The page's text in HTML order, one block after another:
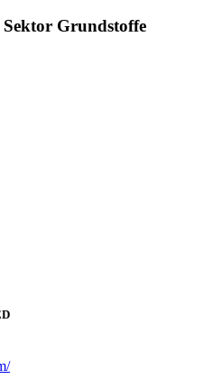
Sektor Grundstoffe